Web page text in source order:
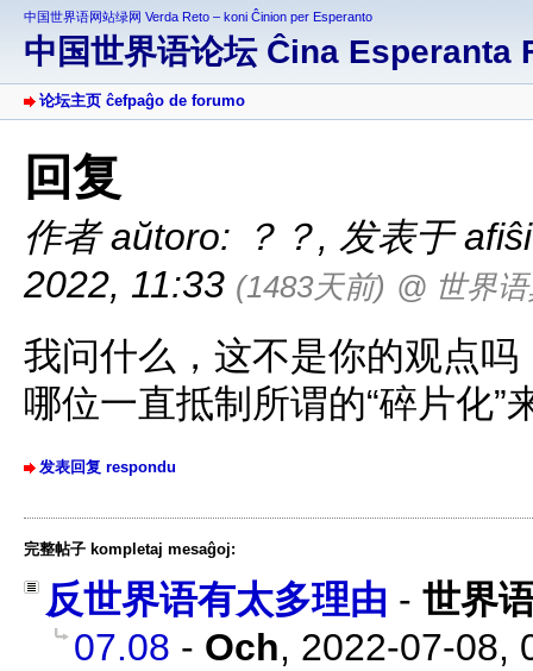
中国世界语网站绿网 Verda Reto – koni Ĉinion per Esperanto
中国世界语论坛 Ĉina Esperanta
论坛主页 ĉefpaĝo de forumo
回复
作者 aŭtoro: ？？, 发表于
2022, 11:33 (1483天前) @ 世界
我问什么，这不是你的观点吗
哪位一直抵制所谓的“碎片化”
发表回复 respondu
完整帖子 kompletaj mesaĝoj:
反世界语有太多理由 - 世界
07.08 - Och, 2022-07-08,